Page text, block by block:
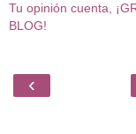
Tu opinión cuenta,
BLOG!
‹